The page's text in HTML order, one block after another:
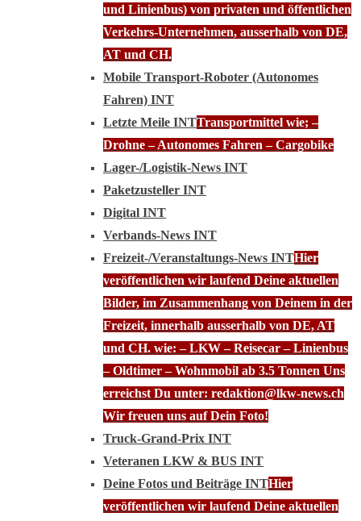
und Linienbus) von privaten und öffentlichen
Verkehrs-Unternehmen, ausserhalb von DE,
AT und CH.
Mobile Transport-Roboter (Autonomes
Fahren) INT
Letzte Meile INTTransportmittel wie; –
Drohne – Autonomes Fahren – Cargobike
Lager-/Logistik-News INT
Paketzusteller INT
Digital INT
Verbands-News INT
Freizeit-/Veranstaltungs-News INTHier
veröffentlichen wir laufend Deine aktuellen
Bilder, im Zusammenhang von Deinem in der
Freizeit, innerhalb ausserhalb von DE, AT
und CH. wie: – LKW – Reisecar – Linienbus
– Oldtimer – Wohnmobil ab 3.5 Tonnen Uns
erreichst Du unter: redaktion@lkw-news.ch
Wir freuen uns auf Dein Foto!
Truck-Grand-Prix INT
Veteranen LKW & BUS INT
Deine Fotos und Beiträge INTHier
veröffentlichen wir laufend Deine aktuellen